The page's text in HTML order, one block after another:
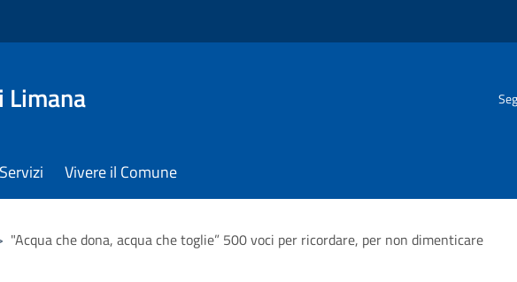
Limana
Servizi Vivere il Comune
"Acqua che dona, acqua che toglie” 500 voci per ricordare, per non dimenticare